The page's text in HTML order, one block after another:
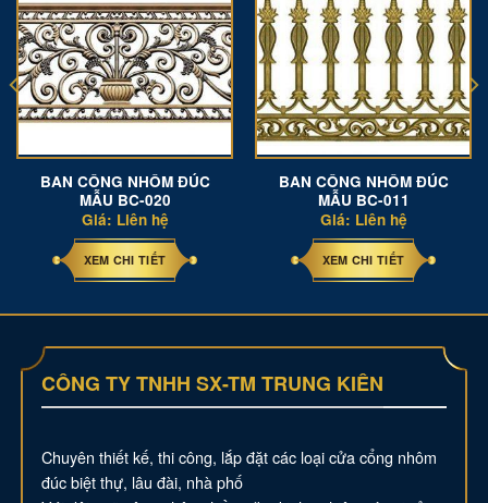
BAN CÔNG NHÔM ĐÚC
MẪU BC-020
Giá: Liên hệ
XEM CHI TIẾT
BAN CÔNG NHÔM ĐÚC
MẪU BC-011
Giá: Liên hệ
XEM CHI TIẾT
CÔNG TY TNHH SX-TM TRUNG KIÊN
Chuyên thiết kế, thi công, lắp đặt các loại cửa cổng nhôm
đúc biệt thự, lâu đài, nhà phố